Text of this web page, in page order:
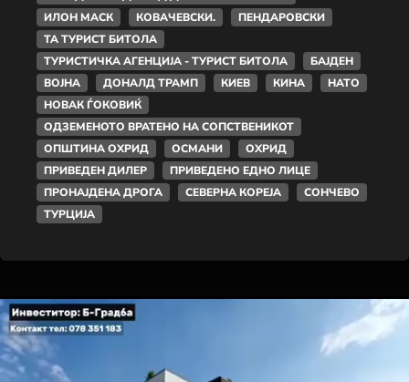
ИЛОН МАСК
КОВАЧЕВСКИ.
ПЕНДАРОВСКИ
ТА ТУРИСТ БИТОЛА
ТУРИСТИЧКА АГЕНЦИЈА - ТУРИСТ БИТОЛА
БАЈДЕН
ВОЈНА
ДОНАЛД ТРАМП КИЕВ КИНА
НАТО
НОВАК ЃОКОВИЌ
ОДЗЕМЕНОТО ВРАТЕНО НА СОПСТВЕНИКОТ
ОПШТИНА ОХРИД
ОСМАНИ
ОХРИД
ПРИВЕДЕН ДИЛЕР
ПРИВЕДЕНО ЕДНО ЛИЦЕ
ПРОНАЈДЕНА ДРОГА
СЕВЕРНА КОРЕЈА
СОНЧЕВО
ТУРЦИЈА